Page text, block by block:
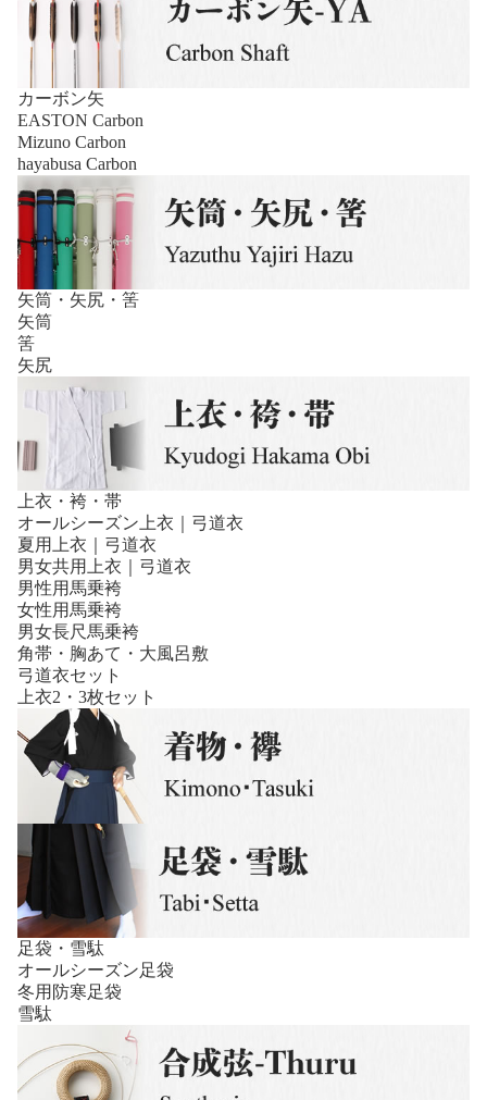
カーボン矢
EASTON Carbon
Mizuno Carbon
hayabusa Carbon
矢筒・矢尻・筈
矢筒
筈
矢尻
上衣・袴・帯
オールシーズン上衣｜弓道衣
夏用上衣｜弓道衣
男女共用上衣｜弓道衣
男性用馬乗袴
女性用馬乗袴
男女長尺馬乗袴
角帯・胸あて・大風呂敷
弓道衣セット
上衣2・3枚セット
足袋・雪駄
オールシーズン足袋
冬用防寒足袋
雪駄